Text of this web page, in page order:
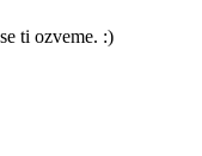
ti ozveme. :)